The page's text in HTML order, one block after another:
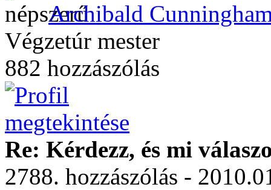
Archibald
Végzetúr mester
882 hozzászólás
Re: Kérdezz, és mi
2788. hozzászólás -